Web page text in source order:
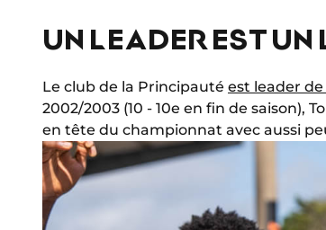
UN LEADER EST UN
Le club de la Principauté est leader de
2002/2003 (10 - 10e en fin de saison),
en tête du championnat avec aussi